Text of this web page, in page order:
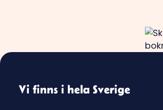
Vi finns i hela Sverige